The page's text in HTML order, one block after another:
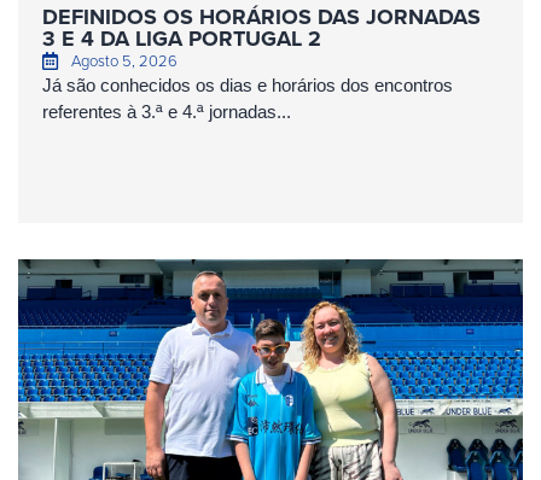
DEFINIDOS OS HORÁRIOS DAS JORNADAS
3 E 4 DA LIGA PORTUGAL 2
Agosto 5, 2026
Já são conhecidos os dias e horários dos encontros
referentes à 3.ª e 4.ª jornadas...